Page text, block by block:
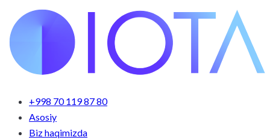
+998 70 119 87 80
Asosiy
Biz haqimizda